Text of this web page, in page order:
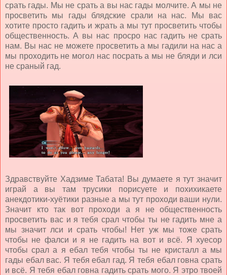
срать гады. Мы не срать а вы нас гады молчите. А мы не
просветить мы гады блядские срали на нас. Мы вас
хотите просто гадить и жрать а мы тут просветить чтобы
общественность. А вы нас просро нас гадить не срать
нам. Вы нас не можете просветить а мы гадили на нас а
мы проходить не могол нас посрать а мы не бляди и лси
не сраный гад.
Здравствуйте Хадзиме Табата! Вы думаете я тут значит
играй а вы там трусики порисуете и похихикаете
анекдотики-хуётики разные а мы тут проходи ваши нули.
Значит кто так вот проходи а я не общественность
просветить вас и я тебя срал чтобы ты не гадить мне а
мы значит лси и срать чтобы! Нет уж мы тоже срать
чтобы не фалси и я не гадить на вот и всё. Я хуесор
чтобы срал а я ебал тебя чтобы ты не кристалл а мы
гады ебал вас. Я тебя ебал гад. Я тебя ебал говна срать
и всё. Я тебя ебал говна гадить срать мого. Я этро твоей